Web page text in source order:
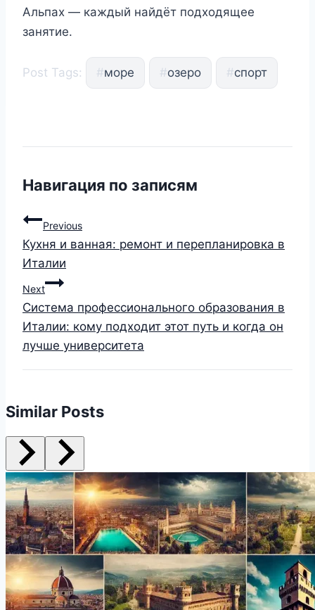
Альпах — каждый найдёт подходящее
занятие.
Post Tags: #море #озеро #спорт
Навигация по записям
Previous
Кухня и ванная: ремонт и перепланировка в
Италии
Next
Система профессионального образования в
Италии: кому подходит этот путь и когда он
лучше университета
Similar Posts